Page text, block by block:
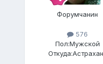
Форумчанин
576
Пол:Мужской
Откуда: